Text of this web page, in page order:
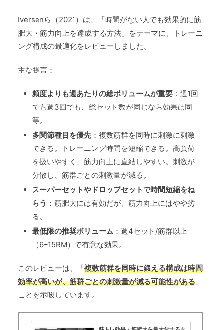
Iversenら（2021）は、「時間がない人でも効果的に筋
肥大・筋力向上を達成する方法」をテーマに、トレーニ
ング構成の最適化をレビューしました。
主な提言：
頻度よりも週あたりの総ボリュームが重要 ：週1回
でも週3回でも、総セット数が同じなら効果は同
等。
多関節種目を優先：複数筋群を同時に刺激に刺激
できる。トレーニング時間を短縮できる。高負荷
を扱いやすく、筋力向上に直結しやすい。刺激が
分散し、筋群ごとの刺激量が減る。
スーパーセットやドロップセットで時間短縮をね
らう ：筋肥大には有効だが、筋力向上にはやや劣
る。
最低限の推奨ボリューム ：週4セット/筋群以上
（6–15RM）で有意な効果。
このレビューは、「複数筋群を同時に鍛える構成は時間
効率が高いが、筋群ごとの刺激量が減る可能性がある 」
ことを示唆しています。